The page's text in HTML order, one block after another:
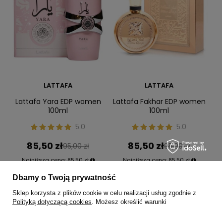
LATTAFA
Lattafa Yara EDP women
100ml
5.0
85,50 zł95,00 zł
Najniższa cena:85,50 zł
LATTAFA
Lattafa Fakhar EDP women
100ml
5.0
85,50 zł95,00 zł
Najniższa cena:85,50 zł
Dbamy o Twoją prywatność
Sklep korzysta z plików cookie w celu realizacji usług zgodnie z
Polityką dotyczącą cookies. Możesz określić warunki